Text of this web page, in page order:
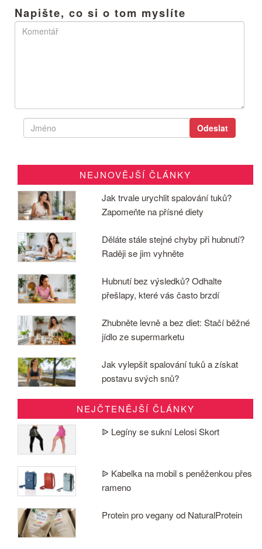
Napište, co si o tom myslíte
NEJNOVĚJŠÍ ČLÁNKY
Jak trvale urychlit spalování tuků?
Zapomeňte na přísné diety
Děláte stále stejné chyby při hubnutí?
Raději se jim vyhněte
Hubnutí bez výsledků? Odhalte
přešlapy, které vás často brzdí
Zhubněte levně a bez diet: Stačí běžné
jídlo ze supermarketu
Jak vylepšit spalování tuků a získat
postavu svých snů?
NEJČTENĚJŠÍ ČLÁNKY
ᐉ Legíny se sukní Lelosi Skort
ᐉ Kabelka na mobil s peněženkou přes
rameno
Protein pro vegany od NaturalProtein